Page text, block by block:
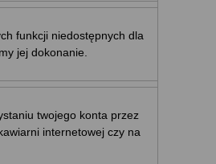
funkcji niedostępnych dla
jej dokonanie.
twojego konta przez
internetowej czy na